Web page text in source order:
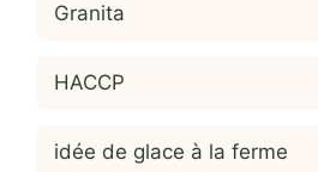
Granita
HACCP
idée de glace à la ferme